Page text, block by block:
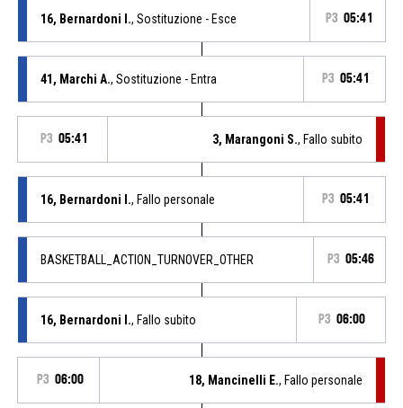
16, Bernardoni I., Sostituzione - Esce P3 05:41
41, Marchi A., Sostituzione - Entra P3 05:41
P3 05:41 3, Marangoni S., Fallo subito
16, Bernardoni I., Fallo personale P3 05:41
BASKETBALL_ACTION_TURNOVER_OTHER P3 05:46
16, Bernardoni I., Fallo subito P3 06:00
P3 06:00 18, Mancinelli E., Fallo personale